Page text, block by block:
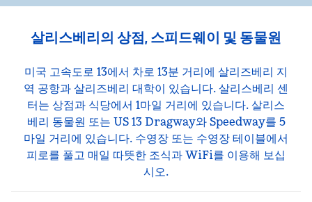
살리스베리의 상점, 스피드웨이 및 동물원
미국 고속도로 13에서 차로 13분 거리에 살리즈베리 지
역 공항과 살리즈베리 대학이 있습니다. 살리스베리 센
터는 상점과 식당에서 1마일 거리에 있습니다. 살리스
베리 동물원 또는 US 13 Dragway와 Speedway를 5
마일 거리에 있습니다. 수영장 또는 수영장 테이블에서
피로를 풀고 매일 따뜻한 조식과 WiFi를 이용해 보십
시오.